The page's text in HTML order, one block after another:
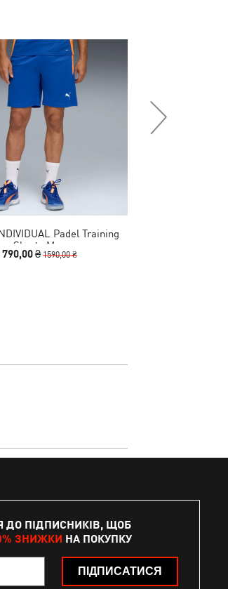
Padel Training
Shorts Men
790,00 ₴1590,00 ₴
ДО ПІДПИСНИКІВ, ЩОБ
ЗНИЖКИ НА ПОКУПКУ
ПІДПИСАТИСЯ